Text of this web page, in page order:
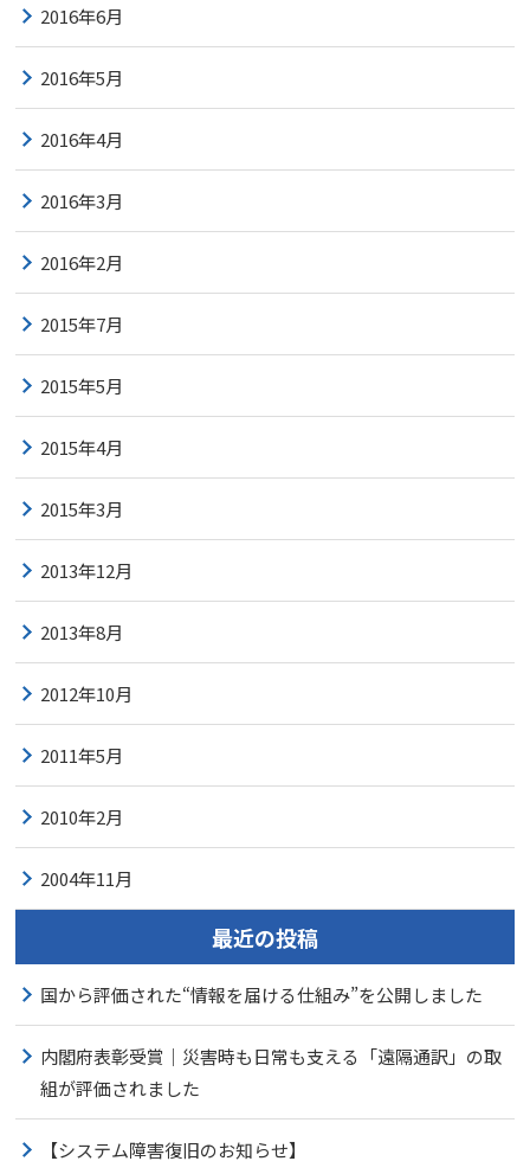
2016年6月
2016年5月
2016年4月
2016年3月
2016年2月
2015年7月
2015年5月
2015年4月
2015年3月
2013年12月
2013年8月
2012年10月
2011年5月
2010年2月
2004年11月
最近の投稿
国から評価された“情報を届ける仕組み”を公開しました
内閣府表彰受賞｜災害時も日常も支える「遠隔通訳」の取
組が評価されました
【システム障害復旧のお知らせ】